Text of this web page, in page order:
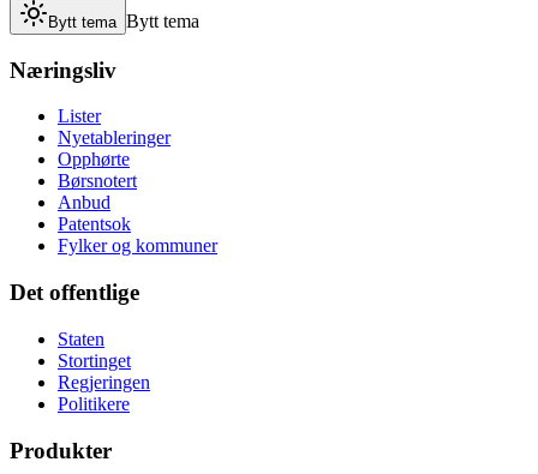
Bytt tema Bytt tema
Næringsliv
Lister
Nyetableringer
Opphørte
Børsnotert
Anbud
Patentsok
Fylker og kommuner
Det offentlige
Staten
Stortinget
Regjeringen
Politikere
Produkter